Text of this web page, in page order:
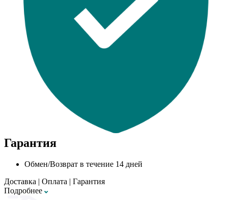
Гарантия
Обмен/Возврат в течение 14 дней
Доставка | Оплата | Гарантия
Подробнее